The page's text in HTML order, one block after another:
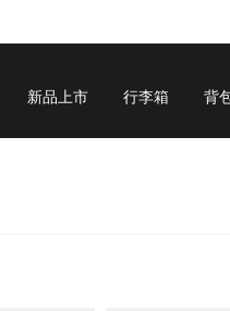
新品上市 行李箱 背